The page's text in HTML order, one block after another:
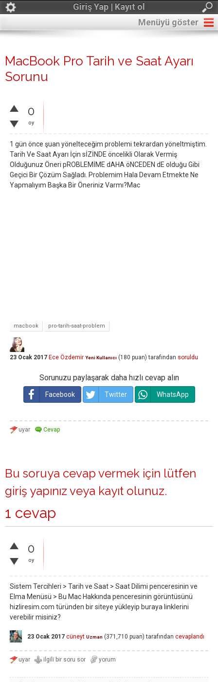
Giriş Yap | Kayıt ol
Menüyü göster
MacBook Pro Tarih ve Saat Ayarı
Sorunu
0
oy
1 gün önce şuan yönelteceğim problemi tekrardan yöneltmiştim.
Tarih Ve Saat Ayarı İçin sİZİNDE öncelikli Olarak Vermiş
Olduğunuz Öneri pROBLEMİME dAHA öNCEDEN dE olduğu Gibi
Geçici Bir Çözüm Sağladı. Problemim Hala Devam Etmekte Ne
Yapmalıyım Başka Bir Öneriniz Varmı?Mac
macbook pro-tarih-saat-problem
23 Ocak 2017 Ece Özdemir Yeni Kullanıcı (180 puan) tarafından soruldu
Sorunuzu paylaşarak daha hızlı cevap alın
Facebook Twitter WhatsApp
Bu soruya cevap vermek için lütfen
giriş yapınız veya kayıt olunuz.
1 cevap
0
oy
Sistem Tercihleri > Tarih ve Saat > Saat Dilimi penceresinin ve
Elma Menüsü > Bu Mac Hakkında penceresinin görüntüsünü
hizliresim.com türünden bir siteye yükleyip buraya linklerini
verebilir misiniz?
23 Ocak 2017 cüneyt Uzman (371,710 puan) tarafından cevaplandı